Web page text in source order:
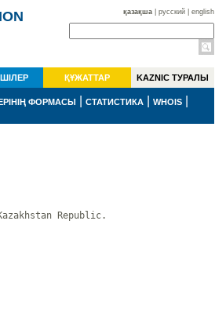
қазақша русский english
ҚҰЖАТТАР KAZNIC ТУРАЛЫ
ФОРМАСЫ СТАТИСТИКА WHOIS
Republic.